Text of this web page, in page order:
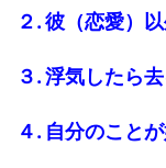
２. 彼（恋愛）
３. 浮気したら
４. 自分のこと